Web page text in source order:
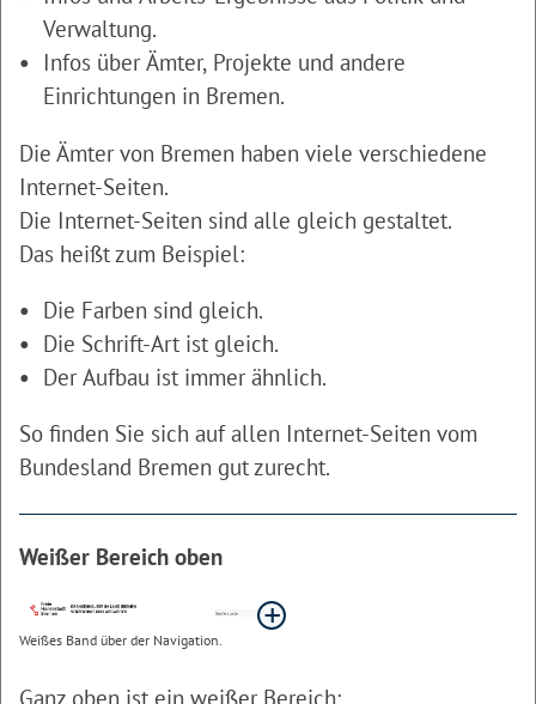
Verwaltung.
Infos über Ämter, Projekte und andere
Einrichtungen in Bremen.
Die Ämter von Bremen haben viele verschiedene
Internet-Seiten.
Die Internet-Seiten sind alle gleich gestaltet.
Das heißt zum Beispiel:
Die Farben sind gleich.
Die Schrift-Art ist gleich.
Der Aufbau ist immer ähnlich.
So finden Sie sich auf allen Internet-Seiten vom
Bundesland Bremen gut zurecht.
Weißer Bereich oben
Weißes Band über der Navigation.
Ganz oben ist ein weißer Bereich: